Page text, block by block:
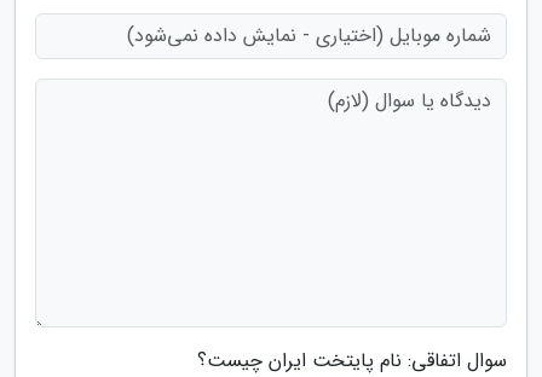
سوال اتفاقی: نام پایتخت ایران چیست؟